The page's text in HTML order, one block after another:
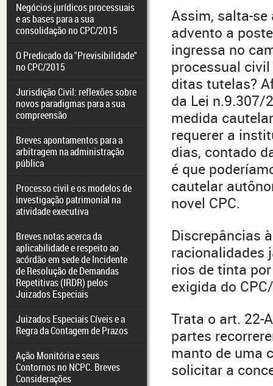
Negócios jurídicos processuais
e as bases para a sua
consolidação no CPC/2015
O Predicado da "Previsibilidade"
no CPC/2015
Jurisdição Civil: reflexões sobre
novos paradigmas para a sua
compreensão
Breves apontamentos para a
arbitragem na administração
pública
Processo civil e os modelos de
investigação patrimonial na
atividade executiva
Breves notas acerca da
aplicabilidade e respeito ao
acórdão em sede de Incidente
de Resolução de Demandas
Repetitivas (IRDR) pelos
Juizados Especiais
Juizados Especiais Cíveis e a
Regra da Contagem de Prazos
Ação Monitória e seus
Contornos no NCPC. Breves
Considerações
Assim, salta-
advento a
ingressa no
processual
ditas tutelas?
da Lei n.9.307/
medida
requerer a
dias, contado
é que
cautelar
novel CPC.
Discrepâncias
racionalidades
rios de tinta
exigida do
Trata o art. 22-
partes
manto de uma
solicitar a